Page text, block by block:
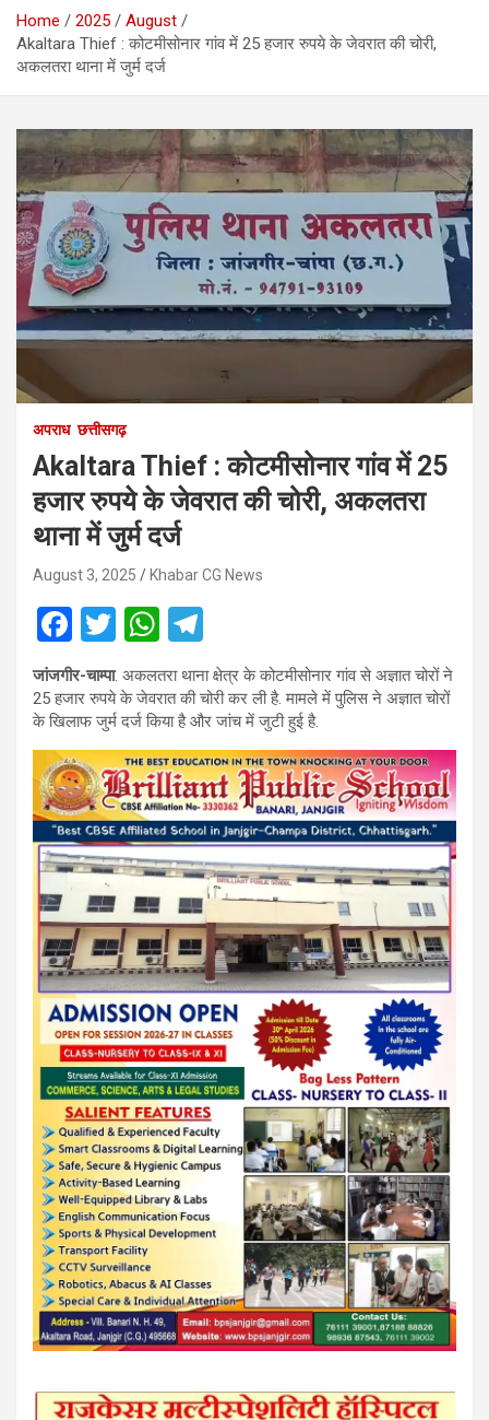
Home 2025
August
Akaltara Thief : कोटमीसोनार गांव में 25 हजार रुपये के जेवरात की चोरी,
अकलतरा थाना में जुर्म दर्ज
अपराध छत्तीसगढ़
Akaltara Thief : कोटमीसोनार गांव में 25
हजार रुपये के जेवरात की चोरी, अकलतरा
थाना में जुर्म दर्ज
August 3, 2025 Khabar CG News
F
a
ce
b
o
o
k
T
wi
tt
er
W
h
at
s
A
p
p
el
e
gr
a
m
जांजगीर-चाम्पा. अकलतरा थाना क्षेत्र के कोटमीसोनार गांव से अज्ञात चोरों ने
25 हजार रुपये के जेवरात की चोरी कर ली है. मामले में पुलिस ने अज्ञात चोरों
के खिलाफ जुर्म दर्ज किया है और जांच में जुटी हुई है.